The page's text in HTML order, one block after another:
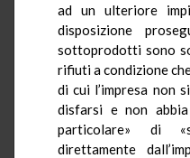
ad un ulteriore
disposizione
sottoprodotti sono
rifiuti a condizione
di cui l’impresa non
disfarsi e non
particolare» di
direttamente